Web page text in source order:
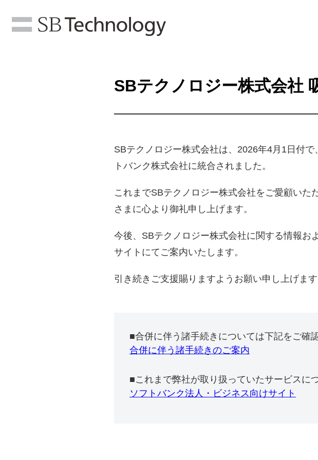
SBテクノロジー株式会社
SBテクノロジー株式会社は、2026年4月1日付
トバンク株式会社に統合されました。
これまでSBテクノロジー株式会社をご愛顧い
さまに心より御礼申し上げます。
今後、SBテクノロジー株式会社に関する情報お
サイトにてご案内いたします。
引き続きご支援賜りますようお願い申し上げます
■合併に伴う諸手続きについては下記をご確
合併に伴う諸手続きのご案内
■これまで弊社が取り扱っていたサービスに
ソフトバンク法人・ビジネス向けサイト